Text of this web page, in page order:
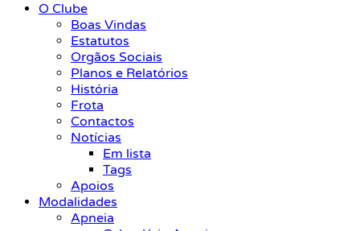
O Clube
Boas Vindas
Estatutos
Orgãos Sociais
Planos e Relatórios
História
Frota
Contactos
Notícias
Em lista
Tags
Apoios
Modalidades
Apneia